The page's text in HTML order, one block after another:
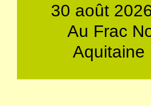
30 août
Au Frac
Aquitaine